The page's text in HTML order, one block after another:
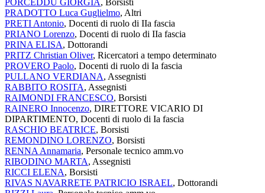
PORCEDDU GIORGIA, Borsisti
PRADOTTO Luca Guglielmo, Altri
PRETI Antonio, Docenti di ruolo di IIa fascia
PRIANO Lorenzo, Docenti di ruolo di IIa fascia
PRINA ELISA, Dottorandi
PRITZ Christian Oliver, Ricercatori a tempo determinato
PROVERO Paolo, Docenti di ruolo di Ia fascia
PULLANO VERDIANA, Assegnisti
RABBITO ROSITA, Assegnisti
RAIMONDI FRANCESCO, Borsisti
RAINERO Innocenzo, DIRETTORE VICARIO DI
DIPARTIMENTO, Docenti di ruolo di Ia fascia
RASCHIO BEATRICE, Borsisti
REMONDINO LORENZO, Borsisti
RENNA Annamaria, Personale tecnico amm.vo
RIBODINO MARTA, Assegnisti
RICCI ELENA, Borsisti
RIVAS NAVARRETE PATRICIO ISRAEL, Dottorandi